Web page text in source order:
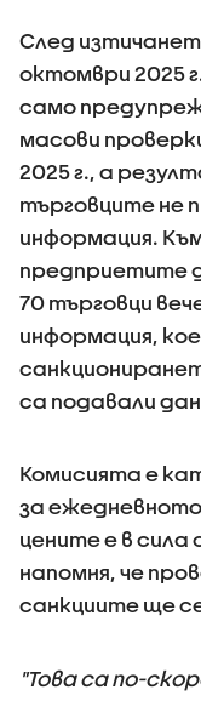
След
октомври 2025
само
масови
2025 г., а
търговците не
информация.
предприетите
70 търговци
информация,
са подавали
Комисията е
за
цените е в сила
напомня, че
санкциите ще
"Това са по-